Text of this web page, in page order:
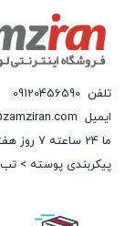
تلفن 09120456590
ایمیل
ما 24
پیکربندی پوسته >